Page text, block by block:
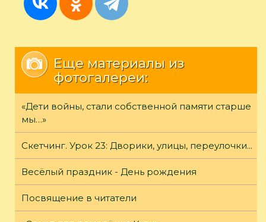
Еще материалы из
фотогалереи:
«Дети войны, стали собственной памяти старше
мы…»
Скетчинг. Урок 23: Дворики, улицы, переулочки...
Весёлый праздник - День рождения
Посвящение в читатели